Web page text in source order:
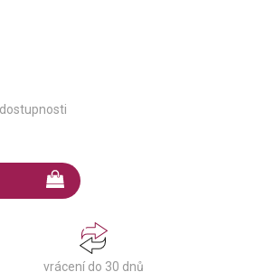
vrácení do 30 dnů